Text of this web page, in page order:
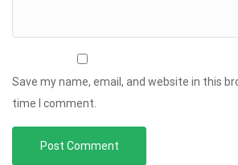
Save my name, email, and website in this
time I comment.